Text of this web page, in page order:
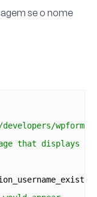
se o nome
that displays